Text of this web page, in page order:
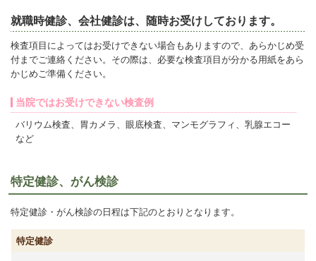
就職時健診、会社健診は、随時お受けしております。
検査項目によってはお受けできない場合もありますので、あらかじめ受
付までご連絡ください。その際は、必要な検査項目が分かる用紙をあら
かじめご準備ください。
当院ではお受けできない検査例
バリウム検査、胃カメラ、眼底検査、マンモグラフィ、乳腺エコー
など
特定健診、がん検診
特定健診・がん検診の日程は下記のとおりとなります。
特定健診